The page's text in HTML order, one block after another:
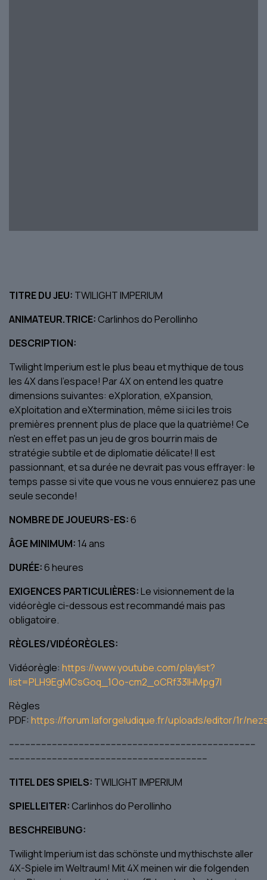
TITRE DU JEU: TWILIGHT IMPERIUM
ANIMATEUR.TRICE: Carlinhos do Perollinho
DESCRIPTION:
Twilight Imperium est le plus beau et mythique de tous
les 4X dans l'espace! Par 4X on entend les quatre
dimensions suivantes: eXploration, eXpansion,
eXploitation and eXtermination, même si ici les trois
premières prennent plus de place que la quatrième! Ce
n'est en effet pas un jeu de gros bourrin mais de
stratégie subtile et de diplomatie délicate! Il est
passionnant, et sa durée ne devrait pas vous effrayer: le
temps passe si vite que vous ne vous ennuierez pas une
seule seconde!
NOMBRE DE JOUEURS-ES:6
ÂGE MINIMUM: 14 ans
DURÉE:6 heures
EXIGENCES PARTICULIÈRES:Le visionnement de la
vidéorègle ci-dessous est recommandé mais pas
obligatoire.
RÈGLES/VIDÉORÈGLES:
Vidéorègle: https://www.youtube.com/playlist?
list=PLH9EgMCsGoq_1Oo-cm2_oCRf33IHMpg7l
Règles
PDF: https://forum.laforgeludique.fr/uploads/editor/1r/
--------------------------------------------------------------------------------------------
--------------------------------------------------------------------------
TITEL DES SPIELS: TWILIGHT IMPERIUM
SPIELLEITER: Carlinhos do Perollinho
BESCHREIBUNG:
Twilight Imperium ist das schönste und mythischste aller
4X-Spiele im Weltraum! Mit 4X meinen wir die folgenden